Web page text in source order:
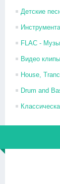
Детские
FLAC -
Видео клипы
House,
Drum and